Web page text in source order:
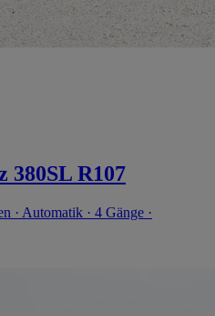
380SL R107
· Automatik · 4 Gänge ·